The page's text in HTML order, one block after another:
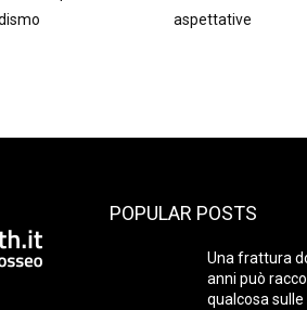
aspettative
POPULAR POSTS
Una frattura
anni può
qualcosa